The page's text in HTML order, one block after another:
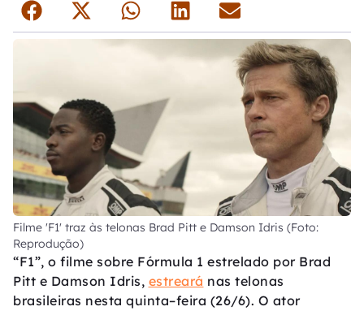
Filme 'F1' traz às telonas Brad Pitt e Damson Idris (Foto:
Reprodução)
“F1”, o filme sobre Fórmula 1 estrelado por Brad
Pitt e Damson Idris, estreará nas telonas
brasileiras nesta quinta–feira (26/6). O ator